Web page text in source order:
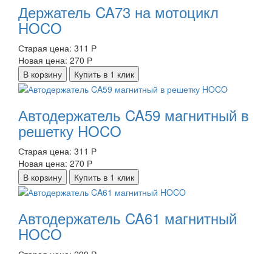
Держатель CA73 на мотоцикл
HOCO
Старая цена: 311 Р
Новая цена: 270 Р
В корзину
Купить в 1 клик
Автодержатель CA59 магнитный в
решетку HOCO
Старая цена: 311 Р
Новая цена: 270 Р
В корзину
Купить в 1 клик
Автодержатель CA61 магнитный
HOCO